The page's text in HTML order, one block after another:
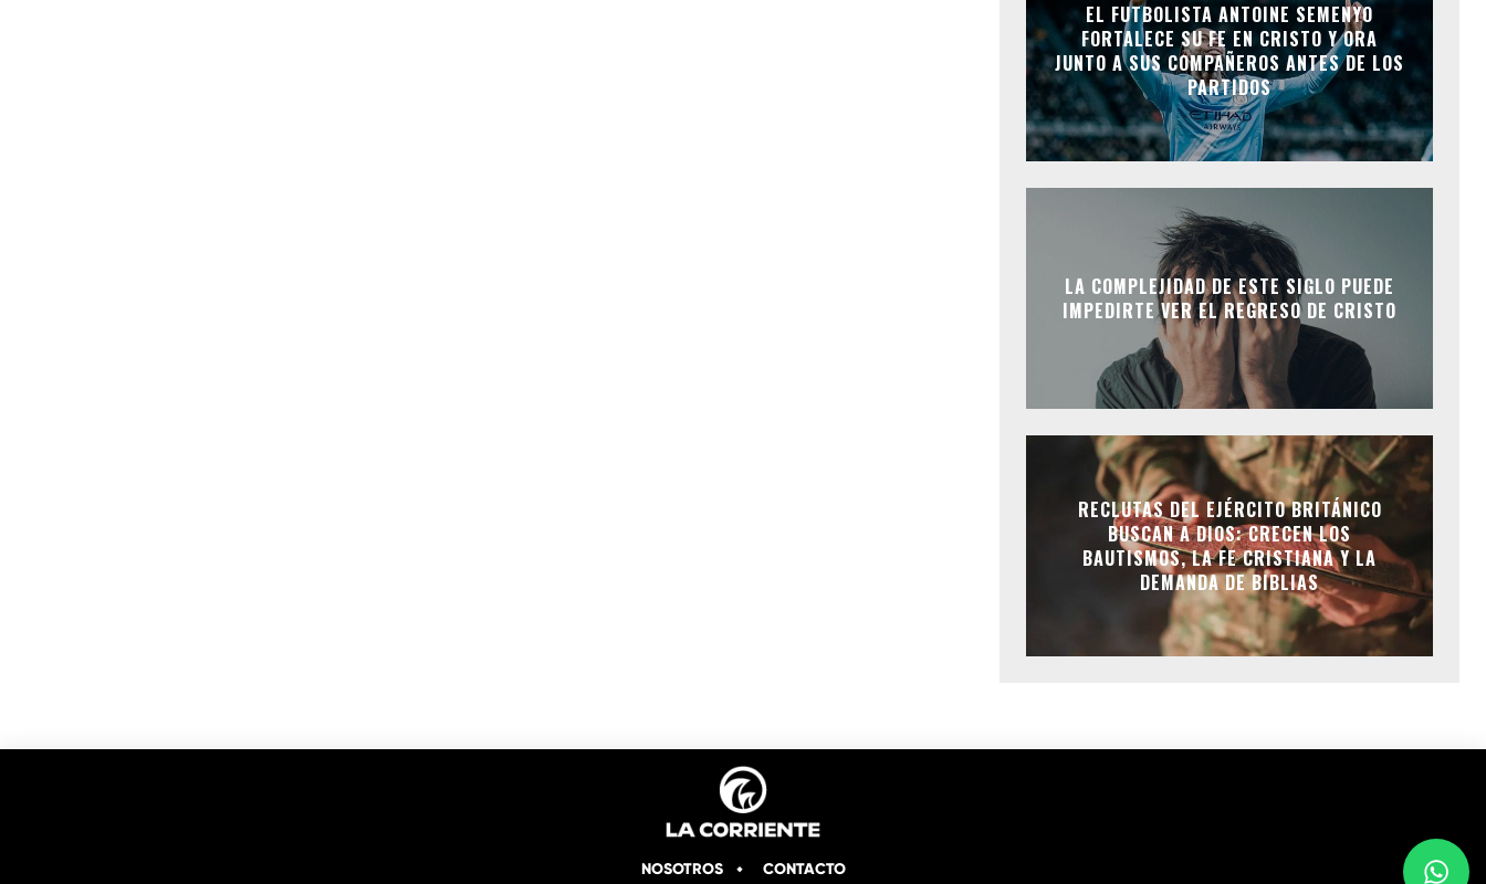
EL FUTBOLISTA ANTOINE SEMENYO
FORTALECE SU FE EN CRISTO Y ORA
JUNTO A SUS COMPAÑEROS ANTES DE LOS
PARTIDOS
LA COMPLEJIDAD DE ESTE SIGLO PUEDE
IMPEDIRTE VER EL REGRESO DE CRISTO
RECLUTAS DEL EJÉRCITO BRITÁNICO
BUSCAN A DIOS: CRECEN LOS
BAUTISMOS, LA FE CRISTIANA Y LA
DEMANDA DE BIBLIAS
NOSOTROS CONTACTO